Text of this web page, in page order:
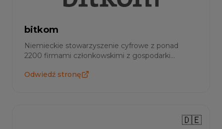
bitkom
Niemieckie stowarzyszenie cyfrowe z ponad
2200 firmami członkowskimi z gospodarki
Odwiedź stronę
🇩🇪